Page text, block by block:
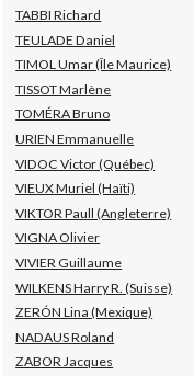
TABBI Richard
TEULADE Daniel
TIMOL Umar (Île Maurice)
TISSOT Marlène
TOMÉRA Bruno
URIEN Emmanuelle
VIDOC Victor (Québec)
VIEUX Muriel (Haïti)
VIKTOR Paull (Angleterre)
VIGNA Olivier
VIVIER Guillaume
WILKENS Harry R. (Suisse)
ZERÓN Lina (Mexique)
NADAUS Roland
ZABOR Jacques